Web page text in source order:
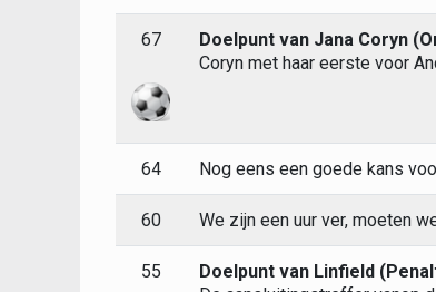
67
Doelpunt van Jana Coryn
Coryn met haar eerste voor
64 Nog eens een goede kans
60 We zijn een uur ver, moeten
55
Doelpunt van Linfield